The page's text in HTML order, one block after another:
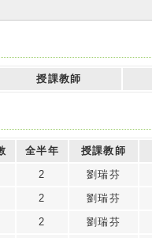
授課教師
全半年 授課教師
2 劉瑞芬
2 劉瑞芬
2 劉瑞芬